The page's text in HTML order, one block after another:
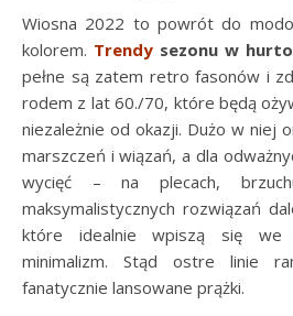
Wiosna 2022 to powrót do
kolorem. Trendy sezonu w
pełne są zatem retro fasonów i
rodem z lat 60./70, które będą
niezależnie od okazji. Dużo w niej
marszczeń i wiązań, a dla
wycięć – na plecach,
maksymalistycznych rozwiązań
które idealnie wpiszą się we
minimalizm. Stąd ostre linie
fanatycznie lansowane prążki.